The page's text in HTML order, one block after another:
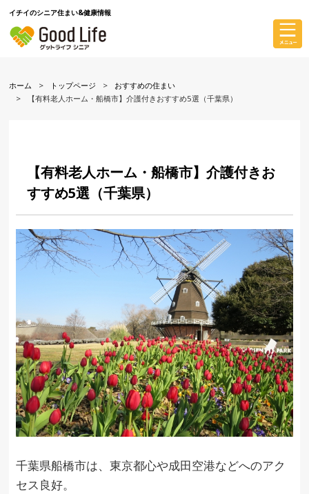
イチイのシニア住まい&健康情報
ホーム トップページ
おすすめの住まい
【有料老人ホーム・船橋市】介護付きおすすめ5選（千葉県）
【有料老人ホーム・船橋市】介護付きお
すすめ5選（千葉県）
千葉県船橋市は、東京都心や成田空港などへのアク
セス良好。